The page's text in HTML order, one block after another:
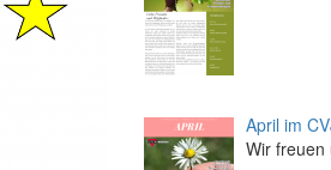
April im
Wir freuen